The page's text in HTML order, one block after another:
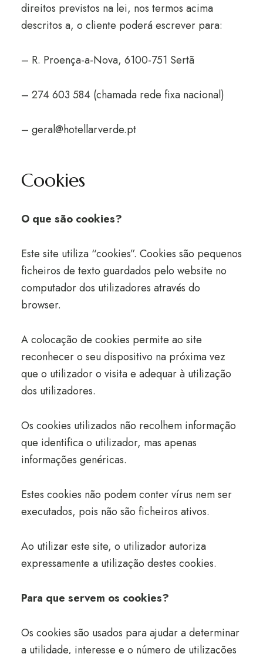
direitos previstos na lei, nos termos acima
descritos a, o cliente poderá escrever para:
– R. Proença-a-Nova, 6100-751 Sertã
– 274 603 584 (chamada rede fixa nacional)
– geral@hotellarverde.pt
Cookies
O que são cookies?
Este site utiliza “cookies”. Cookies são pequenos
ficheiros de texto guardados pelo website no
computador dos utilizadores através do
browser.
A colocação de cookies permite ao site
reconhecer o seu dispositivo na próxima vez
que o utilizador o visita e adequar à utilização
dos utilizadores.
Os cookies utilizados não recolhem informação
que identifica o utilizador, mas apenas
informações genéricas.
Estes cookies não podem conter vírus nem ser
executados, pois não são ficheiros ativos.
Ao utilizar este site, o utilizador autoriza
expressamente a utilização destes cookies.
Para que servem os cookies?
Os cookies são usados para ajudar a determinar
a utilidade, interesse e o número de utilizações